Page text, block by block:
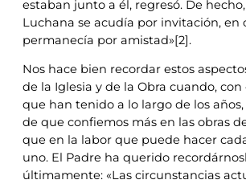
estaban junto a él, regresó. De
Luchana se acudía por invitación, en
permanecía por amistad»[2].
Nos hace bien recordar estos
de la Iglesia y de la Obra cuando,
que han tenido a lo largo de los
de que confiemos más en las obras
que en la labor que puede hacer
uno. El Padre ha querido
últimamente: «Las circunstancias